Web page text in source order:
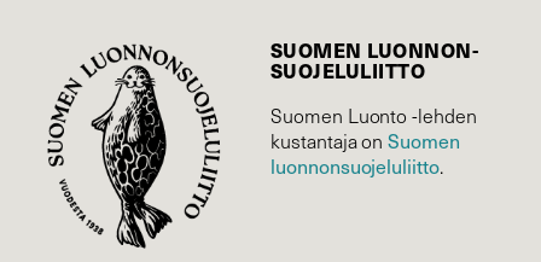
SUOMEN LUONNON­
SUOJELU­LIITTO
Suomen Luonto -lehden
kustantaja onSuomen
luonnonsuojelu­liitto.